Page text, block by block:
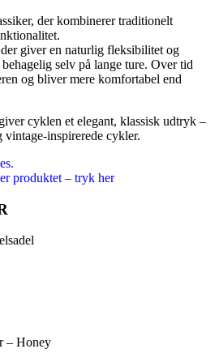
der kombinerer traditionelt
giver en naturlig fleksibilitet og
selv på lange ture. Over tid
og bliver mere komfortabel end
cyklen et elegant, klassisk udtryk –
vintage-inspirerede cykler.
produktet – tryk her
– Honey